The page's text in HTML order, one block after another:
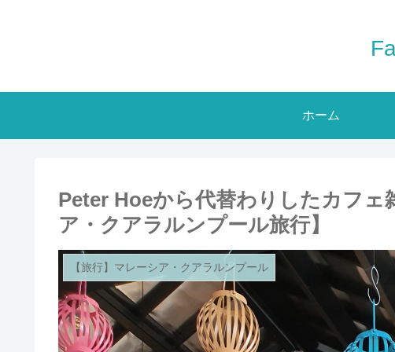
ホーム
Peter Hoeから代替わりしたカフェ
ア・クアラルンプール旅行】
【旅行】マレーシア・クアラルンプール